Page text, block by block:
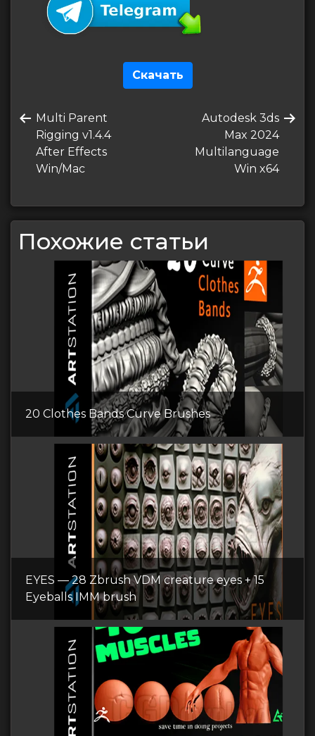
Скачать
по
записям
Предыдущая
запись
Multi Parent
Rigging v1.4.4
After Effects
Win/Mac
Следующая
запись
Autodesk 3ds
Max 2024
Multilanguage
Win x64
Похожие статьи
20 Clothes Bands Curve Brushes
EYES — 28 Zbrush VDM creature eyes + 15
Eyeballs IMM brush